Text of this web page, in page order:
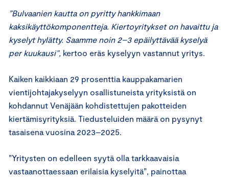
”Bulvaanien kautta on pyritty hankkimaan
kaksikäyttökomponentteja. Kiertoyritykset on havaittu ja
kyselyt hylätty. Saamme noin 2–3 epäilyttävää kyselyä
per kuukausi”, kertoo eräs kyselyyn vastannut yritys.
Kaiken kaikkiaan 29 prosenttia kauppakamarien
vientijohtajakyselyyn osallistuneista yrityksistä on
kohdannut Venäjään kohdistettujen pakotteiden
kiertämisyrityksiä. Tiedusteluiden määrä on pysynyt
tasaisena vuosina 2023–2025.
”Yritysten on edelleen syytä olla tarkkaavaisia
vastaanottaessaan erilaisia kyselyitä”, painottaa